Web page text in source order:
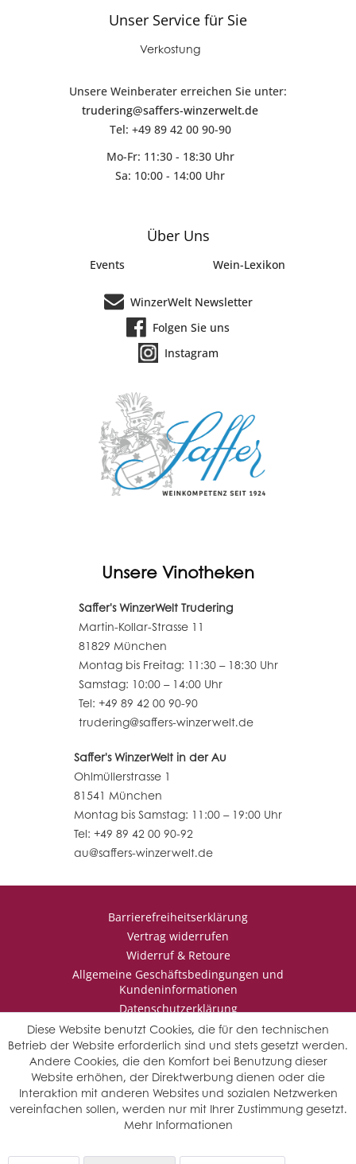
Unser Service für Sie
Verkostung
Unsere Weinberater erreichen Sie unter:
trudering@saffers-winzerwelt.de
Tel: +49 89 42 00 90-90
Mo-Fr: 11:30 - 18:30 Uhr
Sa: 10:00 - 14:00 Uhr
Über Uns
Events Wein-Lexikon
WinzerWelt Newsletter
Folgen Sie uns
Instagram
Unsere Vinotheken
Saffer's WinzerWelt Trudering
Martin-Kollar-Strasse 11
81829 München
Montag bis Freitag: 11:30 – 18:30 Uhr
Samstag: 10:00 – 14:00 Uhr
Tel: +49 89 42 00 90-90
trudering@saffers-winzerwelt.de
Saffer's WinzerWelt in der Au
Ohlmüllerstrasse 1
81541 München
Montag bis Samstag: 11:00 – 19:00 Uhr
Tel: +49 89 42 00 90-92
au@saffers-winzerwelt.de
Barrierefreiheitserklärung
Vertrag widerrufen
Widerruf & Retoure
Allgemeine Geschäftsbedingungen und
Kundeninformationen
Datenschutzerklärung
Impressum
* Wir behalten uns vor den Jahrgang auszuwählen, sollten mehrere
Jahrgänge verfügbar sein.
© Saffers WinzerWelt - alle Rechte vorbehalten
Diese Website benutzt Cookies, die für den technischen
Betrieb der Website erforderlich sind und stets gesetzt werden.
Andere Cookies, die den Komfort bei Benutzung dieser
Website erhöhen, der Direktwerbung dienen oder die
Interaktion mit anderen Websites und sozialen Netzwerken
vereinfachen sollen, werden nur mit Ihrer Zustimmung gesetzt.
Mehr Informationen